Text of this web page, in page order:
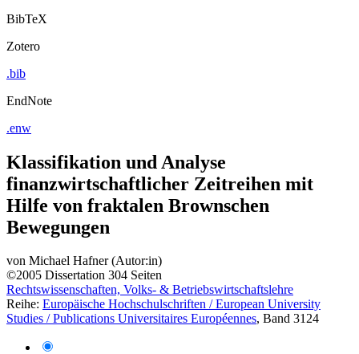
BibTeX
Zotero
.bib
EndNote
.enw
Klassifikation und Analyse
finanzwirtschaftlicher Zeitreihen mit
Hilfe von fraktalen Brownschen
Bewegungen
von Michael Hafner (Autor:in)
©2005 Dissertation 304 Seiten
Rechtswissenschaften, Volks- & Betriebswirtschaftslehre
Reihe: Europäische Hochschulschriften / European University
Studies / Publications Universitaires Européennes, Band 3124